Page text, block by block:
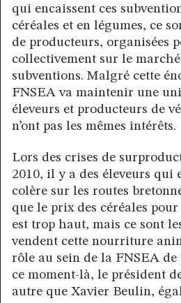
qui encaissent ces
céréales et en légumes, ce
de producteurs, organisées
collectivement sur le
subventions. Malgré cette
FNSEA va maintenir une
éleveurs et producteurs de
n’ont pas les mêmes intérêts.
Lors des crises de
2010, il y a des éleveurs qui
colère sur les routes
que le prix des céréales
est trop haut, mais ce sont
vendent cette nourriture
rôle au sein de la FNSEA
ce moment-là, le président
autre que Xavier Beulin,